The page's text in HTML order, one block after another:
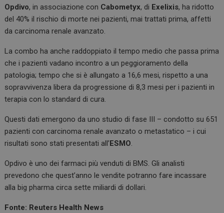
b
o
o
k
dI
n
s
A
p
p
Opdivo, in associazione con Cabometyx, di Exelixis, ha ridotto
del 40% il rischio di morte nei pazienti, mai trattati prima, affetti
da carcinoma renale avanzato.
La combo ha anche raddoppiato il tempo medio che passa prima
che i pazienti vadano incontro a un peggioramento della
patologia; tempo che si è allungato a 16,6 mesi, rispetto a una
sopravvivenza libera da progressione di 8,3 mesi per i pazienti in
terapia con lo standard di cura.
Questi dati emergono da uno studio di fase III – condotto su 651
pazienti con carcinoma renale avanzato o metastatico – i cui
risultati sono stati presentati all’ESMO.
Opdivo è uno dei farmaci più venduti di BMS. Gli analisti
prevedono che quest’anno le vendite potranno fare incassare
alla big pharma circa sette miliardi di dollari.
Fonte: Reuters Health News